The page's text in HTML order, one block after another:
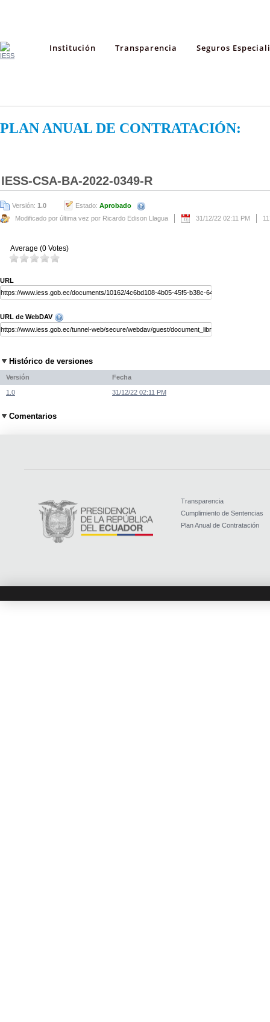
Institución Transparencia Seguros
PLAN ANUAL DE CONTRATACIÓN:
IESS-CSA-BA-2022-0349-R
Versión: 1.0 Estado: Aprobado
Modificado por última vez por Ricardo Edison Llagua
31/12/22 02:11 PM
Average (0 Votes)
URL
URL de WebDAV
Histórico de versiones
Versión Fecha
1.0 31/12/22 02:11 PM
Comentarios
Transparencia
Cumplimiento de Sentencias
Plan Anual de Contratación